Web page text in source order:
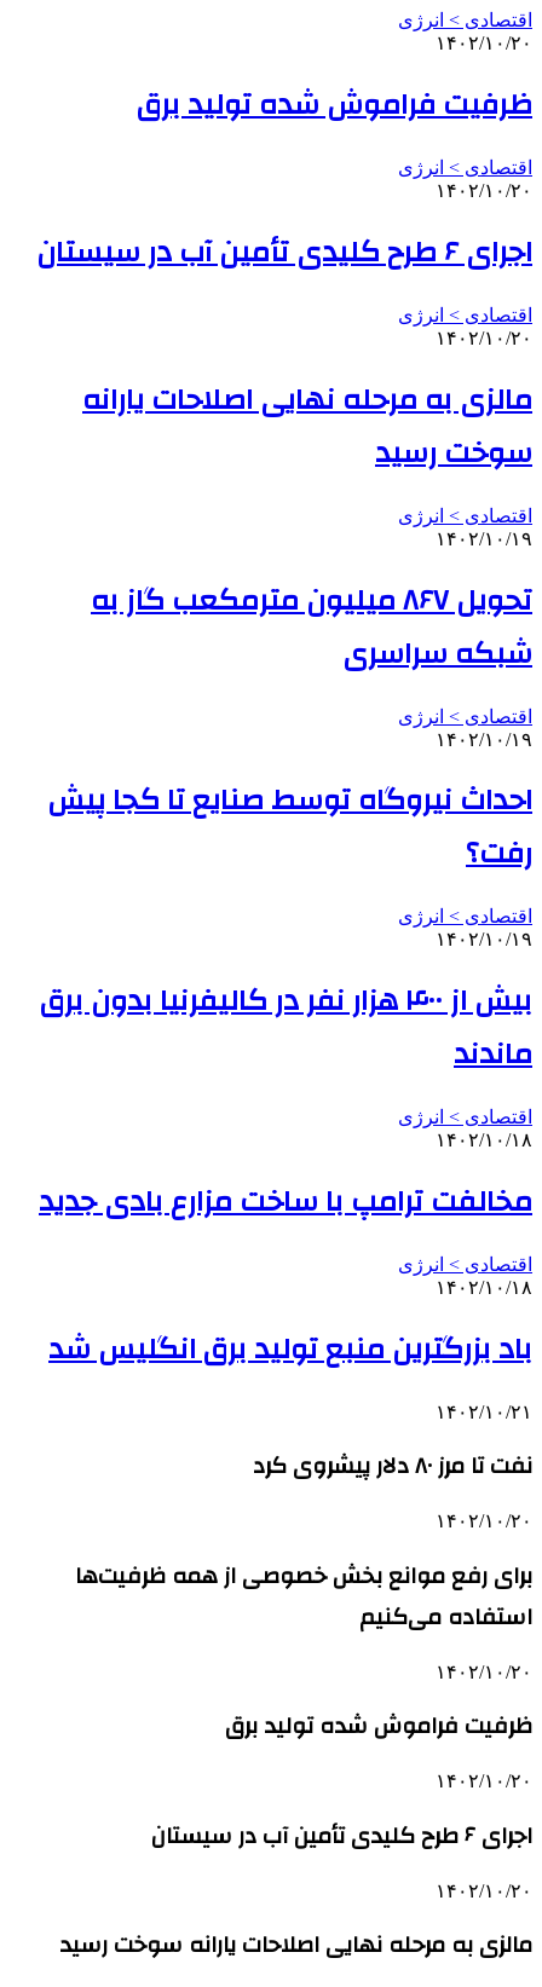
اقتصادی > انرژی
۱۴۰۲/۱۰/۲۰
ظرفیت فراموش شده تولید برق
اقتصادی > انرژی
۱۴۰۲/۱۰/۲۰
اجرای ۶ طرح کلیدی تأمین آب در سیستان
اقتصادی > انرژی
۱۴۰۲/۱۰/۲۰
مالزی به مرحله نهایی اصلاحات یارانه
سوخت رسید
اقتصادی > انرژی
۱۴۰۲/۱۰/۱۹
تحویل ۸۶۷ میلیون مترمکعب گاز به
شبکه سراسری
اقتصادی > انرژی
۱۴۰۲/۱۰/۱۹
احداث نیروگاه توسط صنایع تا کجا پیش
رفت؟
اقتصادی > انرژی
۱۴۰۲/۱۰/۱۹
بیش از ۴۰۰ هزار نفر در کالیفرنیا بدون برق
ماندند
اقتصادی > انرژی
۱۴۰۲/۱۰/۱۸
مخالفت ترامپ با ساخت مزارع بادی جدید
اقتصادی > انرژی
۱۴۰۲/۱۰/۱۸
باد بزرگترین منبع تولید برق انگلیس شد
۱۴۰۲/۱۰/۲۱
نفت تا مرز ۸۰ دلار پیشروی کرد
۱۴۰۲/۱۰/۲۰
برای رفع موانع بخش خصوصی از همه ظرفیت‌ها
استفاده می‌کنیم
۱۴۰۲/۱۰/۲۰
ظرفیت فراموش شده تولید برق
۱۴۰۲/۱۰/۲۰
اجرای ۶ طرح کلیدی تأمین آب در سیستان
۱۴۰۲/۱۰/۲۰
مالزی به مرحله نهایی اصلاحات یارانه سوخت رسید